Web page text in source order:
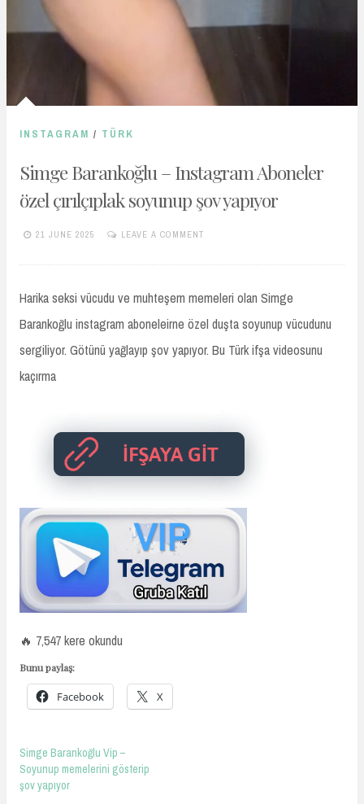
INSTAGRAM / TÜRK
Simge Barankoğlu – Instagram Aboneler
özel çırılçıplak soyunup şov yapıyor
21 JUNE 2025
LEAVE A COMMENT
Harika seksi vücudu ve muhteşem memeleri olan Simge
Barankoğlu instagram aboneleirne özel duşta soyunup vücudunu
sergiliyor. Götünü yağlayıp şov yapıyor. Bu Türk ifşa videosunu
kaçırma
🔥 7,547 kere okundu
Bunu paylaş:
Facebook X
Simge Barankoğlu Vip –
Soyunup memelerini gösterip
şov yapıyor